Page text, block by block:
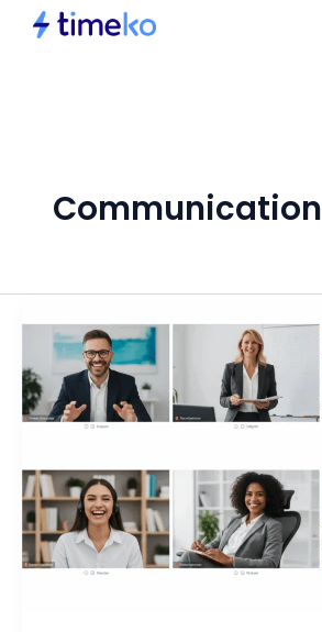
Communication